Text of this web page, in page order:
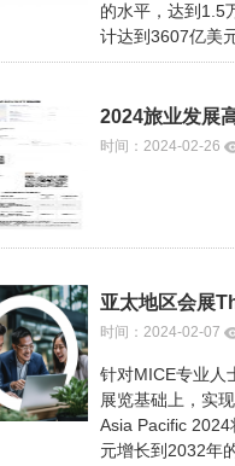
的水平，达到1.5
计达到3607亿美
2024旅业发展
时间：2024-02-26
亚太地区会展
时间：2024-02-07
针对MICE专业人
展览基础上，实
Asia Pacific
元增长到2032年